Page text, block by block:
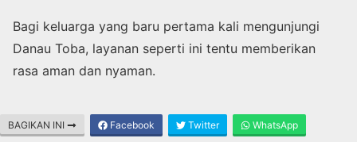
Bagi keluarga yang baru pertama kali mengunjungi
Danau Toba, layanan seperti ini tentu memberikan
rasa aman dan nyaman.
BAGIKAN INI Facebook Twitter WhatsApp